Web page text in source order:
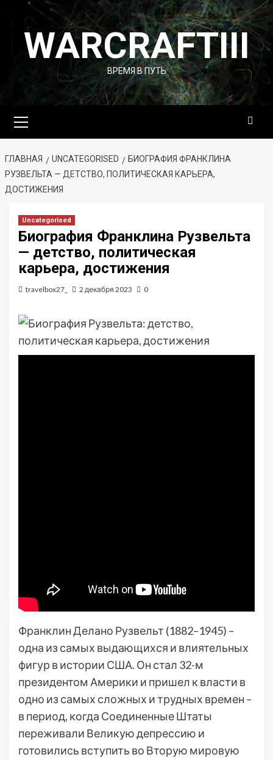
Перейти
содержимому
WARCRAFTIII
ВРЕМЯ В ПУТЬ
меню
ГЛАВНАЯ UNCATEGORISED
БИОГРАФИЯ ФРАНКЛИНА
РУЗВЕЛЬТА — ДЕТСТВО, ПОЛИТИЧЕСКАЯ КАРЬЕРА,
ДОСТИЖЕНИЯ
Uncategorised
Биография Франклина Рузвельта
— детство, политическая
карьера, достижения
travelbox27_ 2 декабря 2023 0
Франклин Делано Рузвельт (1882–1945) –
одна из самых выдающихся и влиятельных
фигур в истории США. Он стал 32-м
президентом Америки и пришел к власти в
одно из самых сложных и трудных времен –
в период, когда Соединенные Штаты
переживали Великую депрессию и
готовились вступить во Вторую мировую